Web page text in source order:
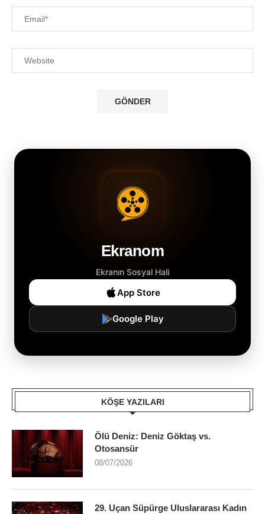
Ekranom
Ekranın Sosyal Hali
App Store
Google Play
KÖŞE YAZILARI
Ölü Deniz: Deniz Göktaş vs.
Otosansür
08/07/2026
29. Uçan Süpürge Uluslararası Kadın